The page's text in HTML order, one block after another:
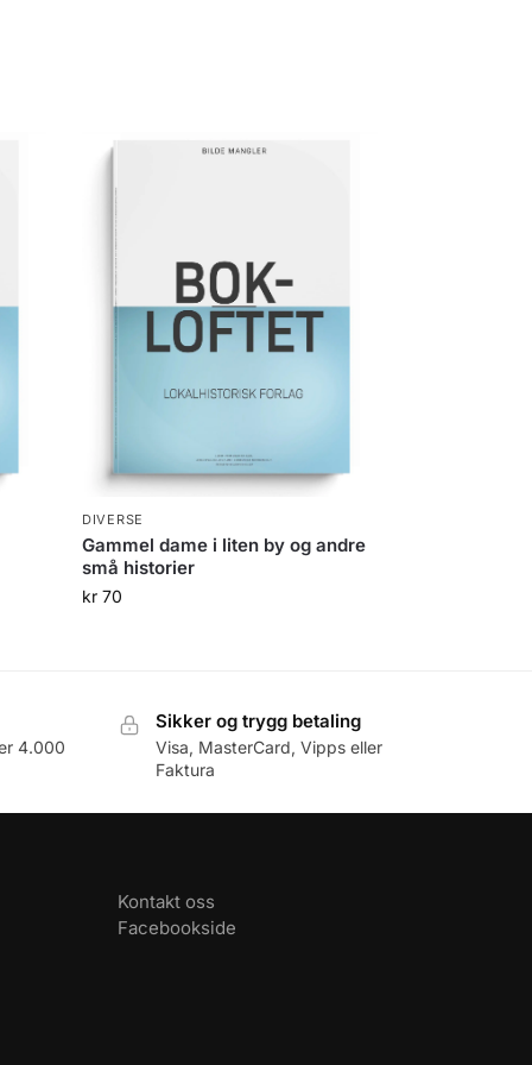
DIVERSE
Gammel dame i liten by og andre
små historier
kr 70
4.000
Sikker og trygg betaling
Visa, MasterCard, Vipps eller
Faktura
Kontakt oss
Facebookside